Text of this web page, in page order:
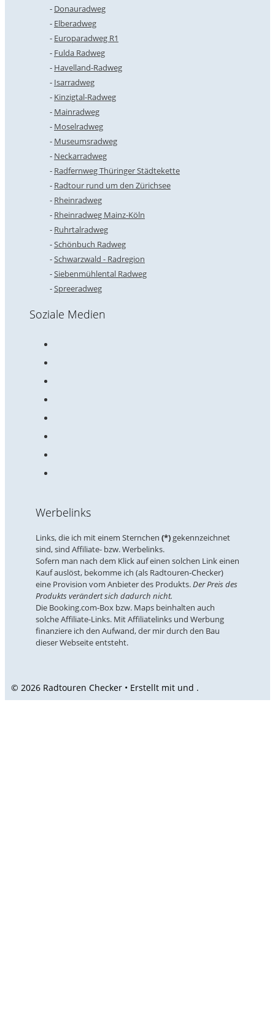
Donauradweg
Elberadweg
Europaradweg R1
Fulda Radweg
Havelland-Radweg
Isarradweg
Kinzigtal-Radweg
Mainradweg
Moselradweg
Museumsradweg
Neckarradweg
Radfernweg Thüringer Städtekette
Radtour rund um den Zürichsee
Rheinradweg
Rheinradweg Mainz-Köln
Ruhrtalradweg
Schönbuch Radweg
Schwarzwald - Radregion
Siebenmühlental Radweg
Spreeradweg
Soziale Medien
Werbelinks
Links, die ich mit einem Sternchen (*)gekennzeichnet
sind, sind Affiliate- bzw. Werbelinks.
Sofern man nach dem Klick auf einen solchen Link einen
Kauf auslöst, bekomme ich (als Radtouren-Checker)
eine Provision vom Anbieter des Produkts.Der Preis des
Produkts verändert sich dadurch nicht.
Die Booking.com-Box bzw. Maps beinhalten auch
solche Affiliate-Links. Mit Affiliatelinks und Werbung
finanziere ich den Aufwand, der mir durch den Bau
dieser Webseite entsteht.
© 2026 Radtouren Checker • Erstellt mit und .